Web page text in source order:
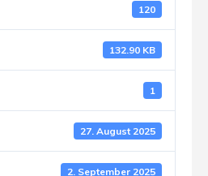
120
132.90 KB
1
27. August 2025
2. September 2025